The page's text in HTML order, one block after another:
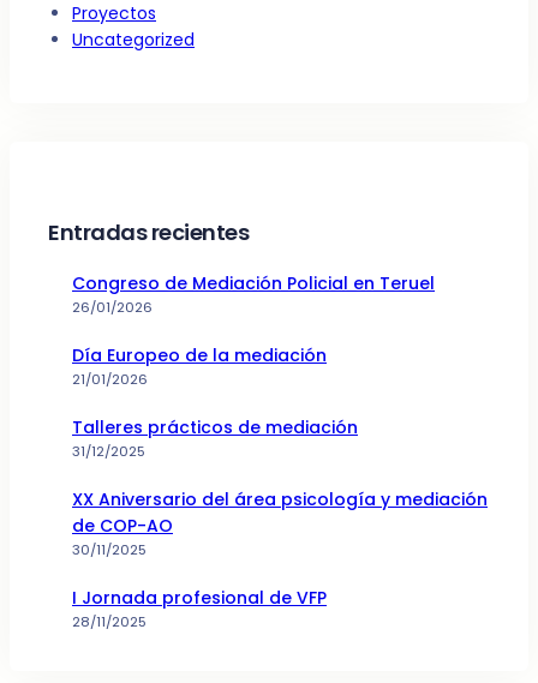
Proyectos
Uncategorized
Entradas recientes
Congreso de Mediación Policial en Teruel
26/01/2026
Día Europeo de la mediación
21/01/2026
Talleres prácticos de mediación
31/12/2025
XX Aniversario del área psicología y mediación
de COP-AO
30/11/2025
I Jornada profesional de VFP
28/11/2025